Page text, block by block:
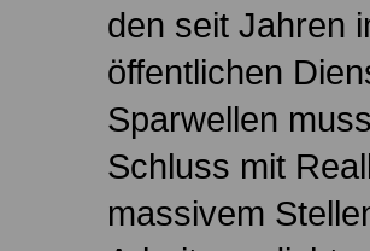
den seit Jahren
öffentlichen
Sparwellen
Schluss mit
massivem